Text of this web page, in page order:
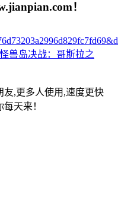
！
兽岛决战：哥斯拉之
友,更多人使用,速度更快
天来！